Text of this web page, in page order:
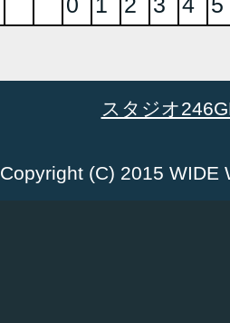
0
1
2
3
4
5
スタジオ
Copyright (C) 2015 WIDE